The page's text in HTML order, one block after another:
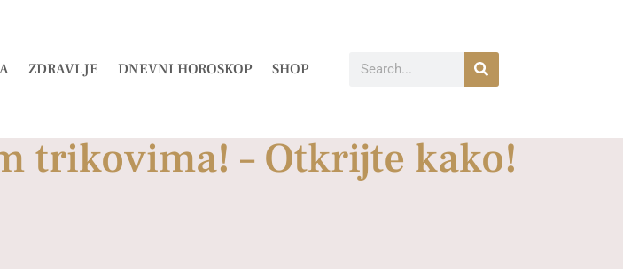
ZDRAVLJE DNEVNI HOROSKOP SHOP
trikovima! – Otkrijte kako!